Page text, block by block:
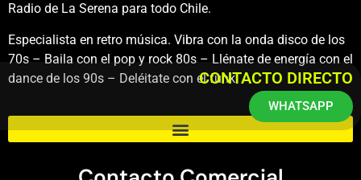
Radio de La Serena para todo Chile.
Especialista en retro música. Vibra con la onda disco de los
70s – Baila con el pop y rock 80s – Llénate de energía con el
dance de los 90s – Deléitate con el funk.CONTACTO DIRECTO
WHATSAPP